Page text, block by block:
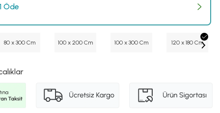
Öde
80 x 300 Cm 100 x 200 Cm 100 x 300 Cm 120 x 180 Cm